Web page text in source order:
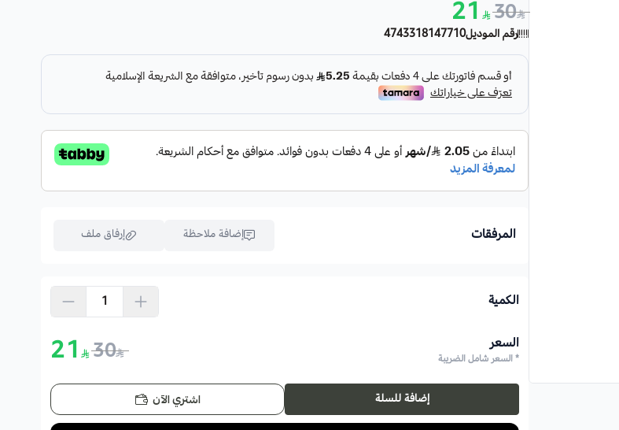
30
21
رقم الموديل4743318147710
المرفقات إضافة ملاحظة إرفاق ملف
اسحب و افلت الملف هنا
الكمية
السعر
* السعر شامل الضريبة 30
21
إضافة للسلة اشتري الآن